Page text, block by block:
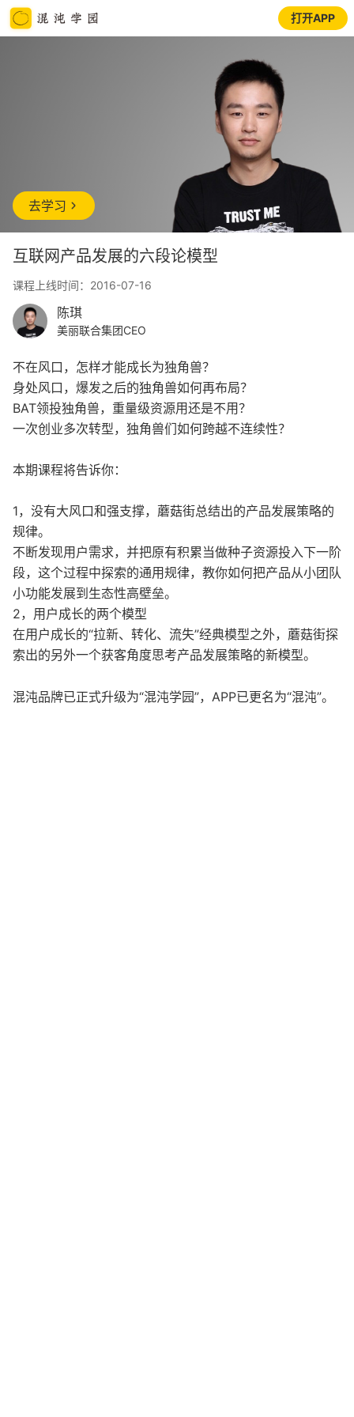
打开APP
去学习
互联网产品发展的六段论模型
课程上线时间：2016-07-16
陈琪
美丽联合集团CEO
不在风口，怎样才能成长为独角兽？
身处风口，爆发之后的独角兽如何再布局？
BAT领投独角兽，重量级资源用还是不用？
一次创业多次转型，独角兽们如何跨越不连续性？
本期课程将告诉你：
1，没有大风口和强支撑，蘑菇街总结出的产品发展策略的
规律。
不断发现用户需求，并把原有积累当做种子资源投入下一阶
段，这个过程中探索的通用规律，教你如何把产品从小团队
小功能发展到生态性高壁垒。
2，用户成长的两个模型
在用户成长的“拉新、转化、流失”经典模型之外，蘑菇街探
索出的另外一个获客角度思考产品发展策略的新模型。
混沌品牌已正式升级为“混沌学园”，APP已更名为“混沌”。